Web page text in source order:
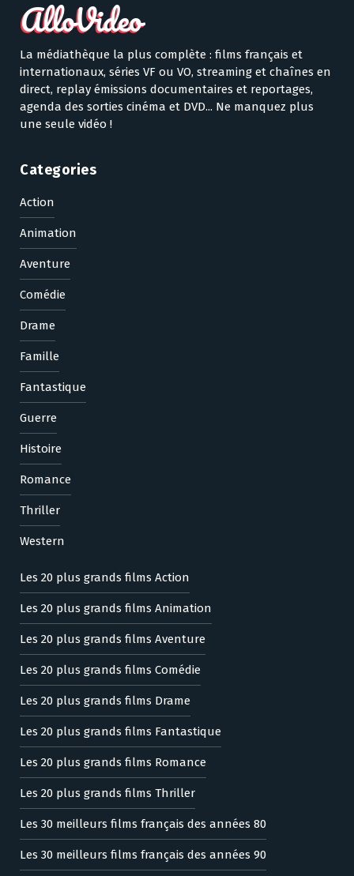
La médiathèque la plus complète : films français et
internationaux, séries VF ou VO, streaming et chaînes en
direct, replay émissions documentaires et reportages,
agenda des sorties cinéma et DVD... Ne manquez plus
une seule vidéo !
Categories
Action
Animation
Aventure
Comédie
Drame
Famille
Fantastique
Guerre
Histoire
Romance
Thriller
Western
Les 20 plus grands films Action
Les 20 plus grands films Animation
Les 20 plus grands films Aventure
Les 20 plus grands films Comédie
Les 20 plus grands films Drame
Les 20 plus grands films Fantastique
Les 20 plus grands films Romance
Les 20 plus grands films Thriller
Les 30 meilleurs films français des années 80
Les 30 meilleurs films français des années 90